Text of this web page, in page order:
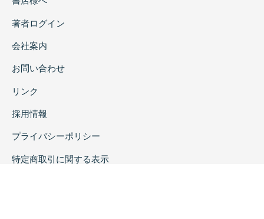
著者ログイン
会社案内
お問い合わせ
リンク
採用情報
プライバシーポリシー
特定商取引に関する表示